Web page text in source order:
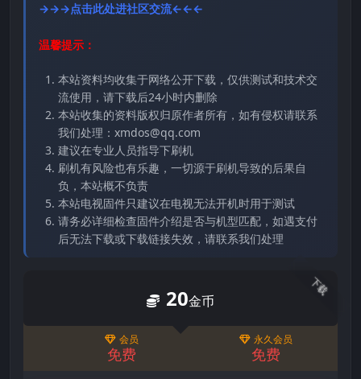
→→→点击此处进社区交流←←←
温馨提示：
本站资料均收集于网络公开下载，仅供测试和技术交
流使用，请下载后24小时内删除
本站收集的资料版权归原作者所有，如有侵权请联系
我们处理：xmdos@qq.com
建议在专业人员指导下刷机
刷机有风险也有乐趣，一切源于刷机导致的后果自
负，本站概不负责
本站电视固件只建议在电视无法开机时用于测试
请务必详细检查固件介绍是否与机型匹配，如遇支付
后无法下载或下载链接失效，请联系我们处理
下载
20金币
会员
免费
永久会员
免费